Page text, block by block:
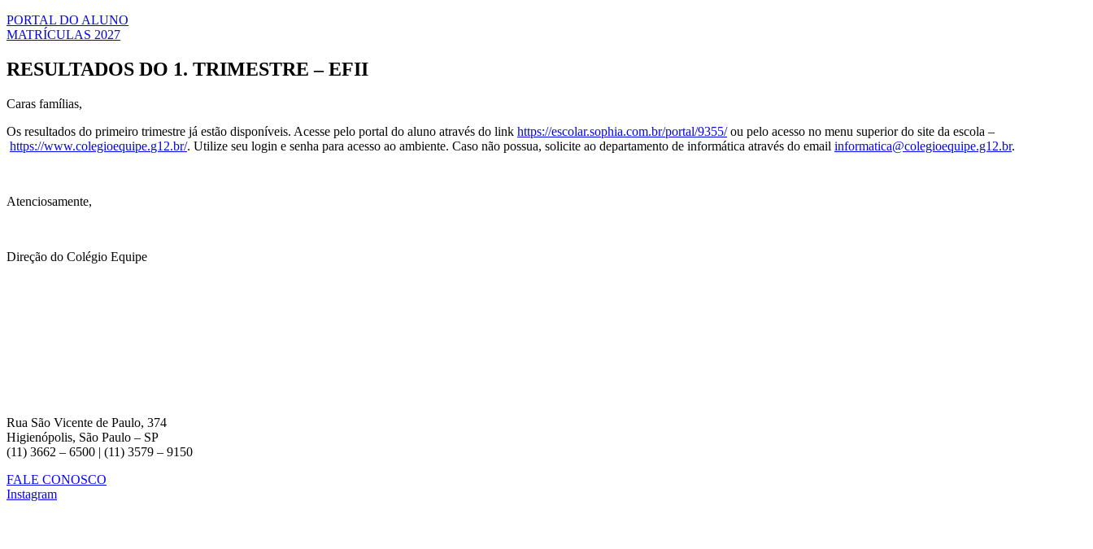
PORTAL DO ALUNO
MATRÍCULAS 2027
RESULTADOS DO 1. TRIMESTRE – EFII
Caras famílias,
Os resultados do primeiro trimestre já estão disponíveis. Acesse pelo portal do aluno através do link https://escolar.sophia.com.br/portal/9355/ou pelo acesso no menu superior do site da escola –
https://www.colegioequipe.g12.br/. Utilize seu login e senha para acesso ao ambiente. Caso não possua, solicite ao departamento de informática através do email informatica@colegioequipe.g12.br.
Atenciosamente,
Direção do Colégio Equipe
Rua São Vicente de Paulo, 374
Higienópolis, São Paulo – SP
(11) 3662 – 6500 | (11) 3579 – 9150
FALE CONOSCO
Instagram